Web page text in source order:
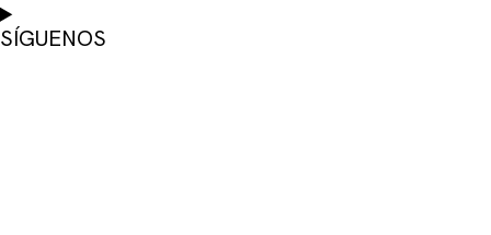
SÍGUENOS